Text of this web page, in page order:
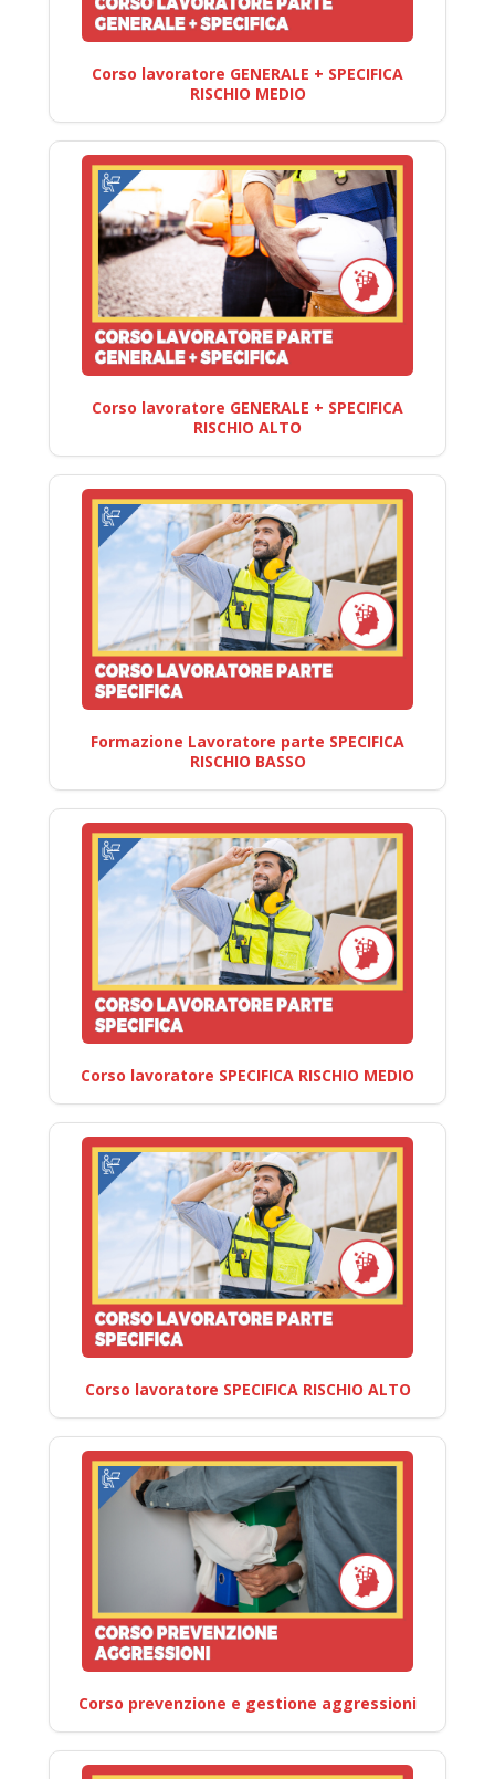
Corso lavoratore GENERALE + SPECIFICA
RISCHIO MEDIO
Corso lavoratore GENERALE + SPECIFICA
RISCHIO ALTO
Formazione Lavoratore parte SPECIFICA
RISCHIO BASSO
Corso lavoratore SPECIFICA RISCHIO MEDIO
Corso lavoratore SPECIFICA RISCHIO ALTO
Corso prevenzione e gestione aggressioni